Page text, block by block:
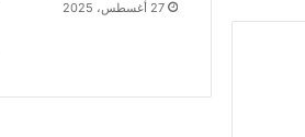
27 أغسطس، 2025